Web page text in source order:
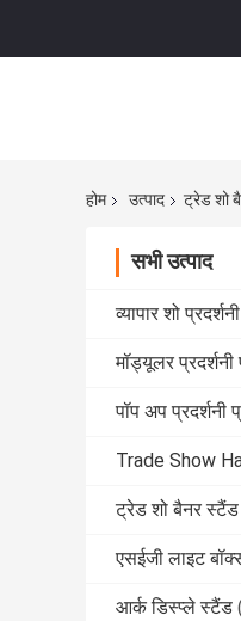
होम उत्पाद ट्रेड शो
सभी उत्पाद
व्यापार शो
मॉड्यूलर प्रदर्शनी
पॉप अप प्रदर्शनी
Trade Show
ट्रेड शो बैनर स्टैंड
एसईजी लाइट
आर्क डिस्प्ले स्टैंड